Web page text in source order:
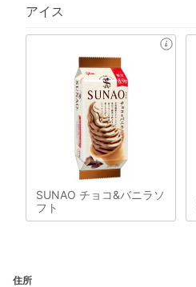
アイス
SUNAO チョコ&バニラソ
フト
住所